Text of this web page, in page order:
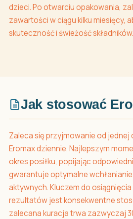
dzieci. Po otwarciu opakowania,
zawartości w ciągu kilku miesięcy,
skuteczność i świeżość
Jak stosować
Zaleca się przyjmowanie od jednej
Eromax dziennie. Najlepszym
okres posiłku, popijając
gwarantuje optymalne
aktywnych. Kluczem do
rezultatów jest konsekwentne
zalecana kuracja trwa zazwyczaj